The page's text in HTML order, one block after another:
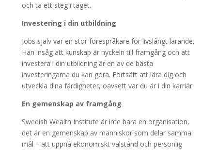
och ta ett steg i taget.
Investering i din utbildning
Jobs själv var en stor förespråkare för livslångt lärande.
Han insåg att kunskap är nyckeln till framgång och att
investera i din utbildning är en av de bästa
investeringarna du kan göra. Fortsätt att lära dig och
utveckla dina färdigheter, oavsett var du är i din karriär.
En gemenskap av framgång
Swedish Wealth Institute är inte bara en organisation,
det är en gemenskap av människor som delar samma
mål – att uppnå ekonomiskt välstånd och personlig